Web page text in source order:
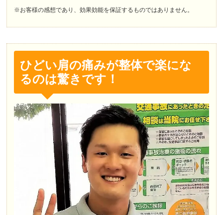
※お客様の感想であり、効果効能を保証するものではありません。
ひどい肩の痛みが整体で楽にな
るのは驚きです！